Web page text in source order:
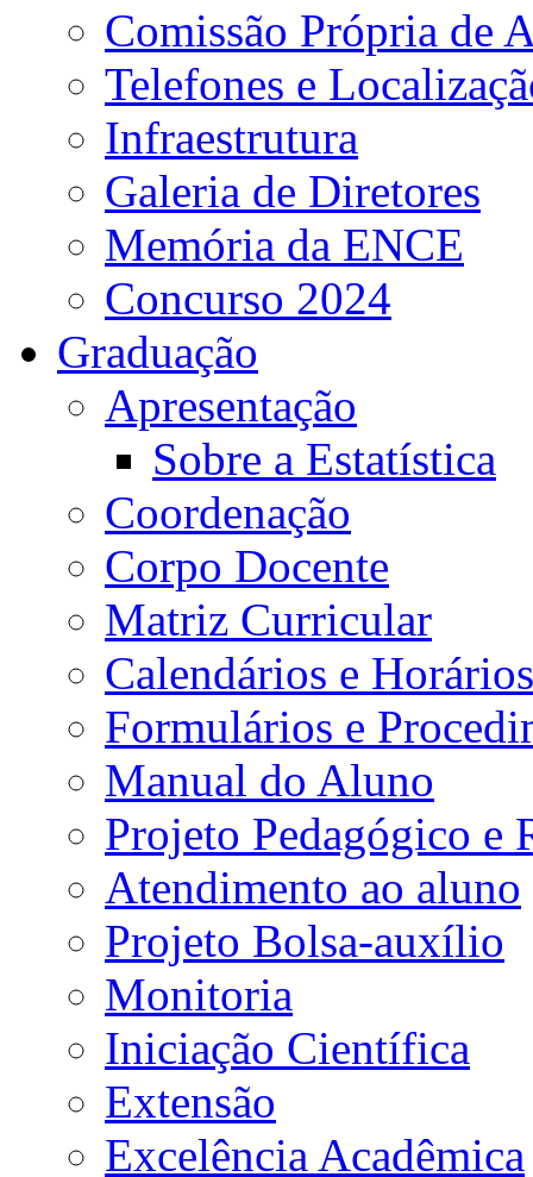
Comissão Própria de
Telefones e
Infraestrutura
Galeria de Diretores
Memória da ENCE
Concurso 2024
Graduação
Apresentação
Sobre a Estatística
Coordenação
Corpo Docente
Matriz Curricular
Calendários e Horários
Formulários e
Manual do Aluno
Projeto Pedagógico e
Atendimento ao aluno
Projeto Bolsa-auxílio
Monitoria
Iniciação Científica
Extensão
Excelência Acadêmica